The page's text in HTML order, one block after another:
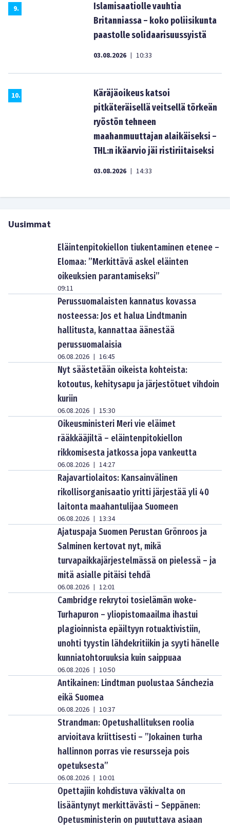
9.
Islamisaatiolle vauhtia
Britanniassa – koko poliisikunta
paastolle solidaarisuussyistä
03.08.2026 | 10:33
10.
Käräjäoikeus katsoi
pitkäteräisellä veitsellä törkeän
ryöstön tehneen
maahanmuuttajan alaikäiseksi –
THL:n ikäarvio jäi ristiriitaiseksi
03.08.2026 | 14:33
Uusimmat
Eläintenpitokiellon tiukentaminen etenee –
Elomaa: ”Merkittävä askel eläinten
oikeuksien parantamiseksi”
09:11
Perussuomalaisten kannatus kovassa
nosteessa: Jos et halua Lindtmanin
hallitusta, kannattaa äänestää
perussuomalaisia
06.08.2026 | 16:45
Nyt säästetään oikeista kohteista:
kotoutus, kehitysapu ja järjestötuet vihdoin
kuriin
06.08.2026 | 15:30
Oikeusministeri Meri vie eläimet
rääkkääjiltä – eläintenpitokiellon
rikkomisesta jatkossa jopa vankeutta
06.08.2026 | 14:27
Rajavartiolaitos: Kansainvälinen
rikollisorganisaatio yritti järjestää yli 40
laitonta maahantulijaa Suomeen
06.08.2026 | 13:34
Ajatuspaja Suomen Perustan Grönroos ja
Salminen kertovat nyt, mikä
turvapaikkajärjestelmässä on pielessä – ja
mitä asialle pitäisi tehdä
06.08.2026 | 12:01
Cambridge rekrytoi tosielämän woke-
Turhapuron – yliopistomaailma ihastui
plagioinnista epäiltyyn rotuaktivistiin,
unohti tyystin lähdekritiikin ja syyti hänelle
kunniatohtoruuksia kuin saippuaa
06.08.2026 | 10:50
Antikainen: Lindtman puolustaa Sánchezia
eikä Suomea
06.08.2026 | 10:37
Strandman: Opetushallituksen roolia
arvioitava kriittisesti – ”Jokainen turha
hallinnon porras vie resursseja pois
opetuksesta”
06.08.2026 | 10:01
Opettajiin kohdistuva väkivalta on
lisääntynyt merkittävästi – Seppänen:
Opetusministerin on puututtava asiaan